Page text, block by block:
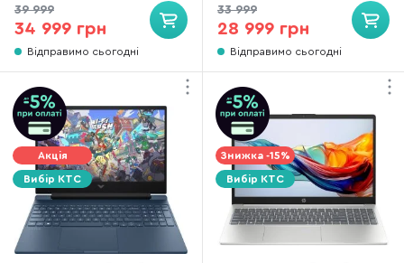
512 ГБ / Intel Graphics
39 999
34 999 грн
Відправимо сьогодні
512 ГБ / Radeon Graphics
33 999
28 999 грн
Відправимо сьогодні
Акція
Вибір КТС
Знижка -15%
Вибір КТС